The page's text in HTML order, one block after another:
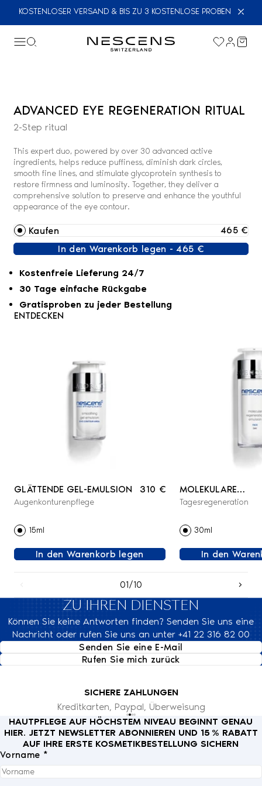
KOSTENLOSER VERSAND & BIS ZU 3 KOSTENLOSE PROBEN
ADVANCED EYE REGENERATION RITUAL
2-Step ritual
This expert duo, powered by over 30 advanced active
ingredients, helps reduce puffiness, diminish dark circles,
smooth fine lines, and stimulate glycoprotein synthesis to
restore firmness and luminosity. Together, they deliver a
comprehensive solution to preserve and enhance the youthful
appearance of the eye contour.
Kaufen
465 €
In den Warenkorb legen - 465 €
Kostenfreie Lieferung 24/7
30 Tage einfache Rückgabe
Gratisproben zu jeder Bestellung
ENTDECKEN
GLÄTTENDE GEL-EMULSION
Augenkonturenpflege
310 €
15ml
In den Warenkorb legen
MOLEKULARE
Tagesregeneration
30ml
In den
01/10
ZU IHREN DIENSTEN
Können Sie keine Antworten finden? Senden Sie uns eine
Nachricht oder rufen Sie uns an unter +41 22 316 82 00
Senden Sie eine E-Mail
Rufen Sie mich zurück
SICHERE ZAHLUNGEN
Kreditkarten, Paypal, Überweisung
HAUTPFLEGE AUF HÖCHSTEM NIVEAU BEGINNT GENAU
HIER. JETZT NEWSLETTER ABONNIEREN UND 15 % RABATT
AUF IHRE ERSTE KOSMETIKBESTELLUNG SICHERN
Vorname *